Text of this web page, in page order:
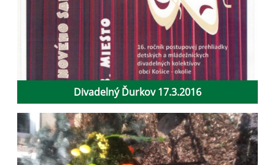
Divadelný Ďurkov 17.3.2016